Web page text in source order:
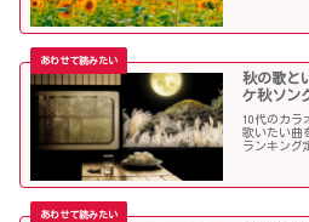
秋の歌と
ケ秋ソン
10代のカラ
歌いたい曲
ランキング